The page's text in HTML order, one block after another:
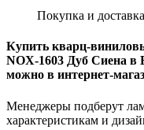
Покупка и доставка
Купить кварц-
NOX-1603 Дуб Сиена в
можно в интернет-
Менеджеры подберут
характеристикам и